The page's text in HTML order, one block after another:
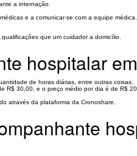
a internação.
e a comunicar-se com a equipe médica.
que um cuidador a domicílio.
hospitalar
de horas diárias, entre outras coisas.
R$ 30,00, e o preço médio por dia é de R$
através da plataforma da Cronoshare.